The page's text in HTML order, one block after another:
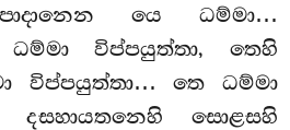
යෙ ධම්මා…
විප්පයුත්තා, තෙහි
විප්පයුත්තා… තෙ ධම්මා
දසහායතනෙහි සොළසහි